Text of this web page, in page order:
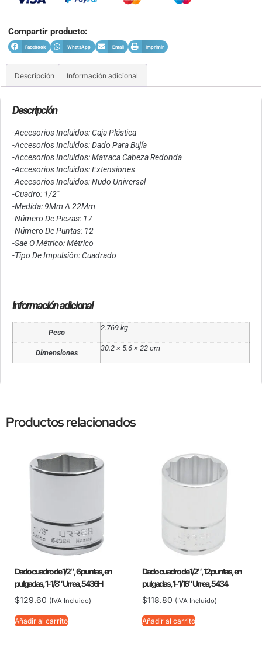
Compartir producto:
Facebook WhatsApp Email Imprimir
Descripción Información adicional
Descripción
-Accesorios Incluidos: Caja Plástica
-Accesorios Incluidos: Dado Para Bujía
-Accesorios Incluidos: Matraca Cabeza Redonda
-Accesorios Incluidos: Extensiones
-Accesorios Incluidos: Nudo Universal
-Cuadro: 1/2″
-Medida: 9Mm A 22Mm
-Número De Piezas: 17
-Número De Puntas: 12
-Sae O Métrico: Métrico
-Tipo De Impulsión: Cuadrado
Información adicional
Peso
2.769 kg
Dimensiones
30.2 × 5.6 × 22 cm
Productos relacionados
Dado cuadro de 1/2″, 6 puntas, en
pulgadas, 1-1/8″ Urrea, 5436H
$129.60 (IVA Incluido)
Añadir al carrito
Dado cuadro de 1/2″, 12 puntas, en
pulgadas, 1-1/16″ Urrea, 5434
$118.80 (IVA Incluido)
Añadir al carrito